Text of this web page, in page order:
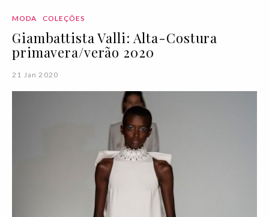
MODA COLEÇÕES
Giambattista Valli: Alta-Costura
primavera/verão 2020
21 Jan 2020